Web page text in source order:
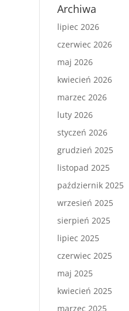
Archiwa
lipiec 2026
czerwiec 2026
maj 2026
kwiecień 2026
marzec 2026
luty 2026
styczeń 2026
grudzień 2025
listopad 2025
październik 2025
wrzesień 2025
sierpień 2025
lipiec 2025
czerwiec 2025
maj 2025
kwiecień 2025
marzec 2025